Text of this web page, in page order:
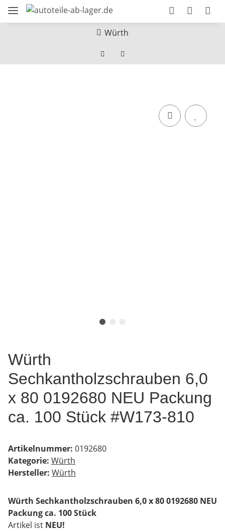
Würth
Würth
Sechkantholzschrauben 6,0
x 80 0192680 NEU Packung
ca. 100 Stück #W173-810
Artikelnummer: 0192680
Kategorie: Würth
Hersteller: Würth
Würth Sechkantholzschrauben 6,0 x 80 0192680 NEU
Packung ca. 100 Stück
Artikel ist NEU!